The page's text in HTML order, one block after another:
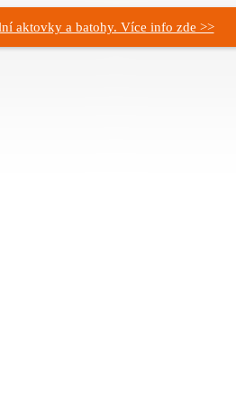
aktovky a batohy. Více info zde >>